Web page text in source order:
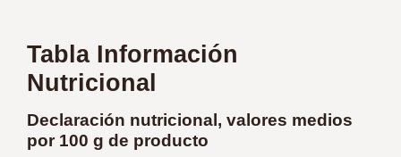
Tabla Información
Nutricional
Declaración nutricional, valores medios
por 100 g de producto